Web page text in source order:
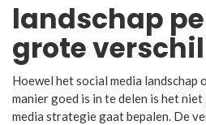
landschap
grote
Hoewel het social media landschap
manier goed is in te delen is het
media strategie gaat bepalen. De